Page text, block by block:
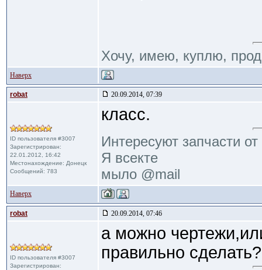
Хочу, имею, куплю,
Наверх
robat 20.09.2014, 07:39
ID пользователя #3007
Зарегистрирован:
22.01.2012, 16:42
Местонахождение: Донецк
Сообщений: 783
класс.
Интересуют запчасти от
Я всекте
мыло @mail
Наверх
robat 20.09.2014, 07:46
ID пользователя #3007
Зарегистрирован:
а можно
правильно сделать?